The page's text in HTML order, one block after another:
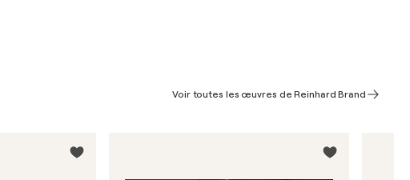
Voir toutes les œuvres de Reinhard Brand